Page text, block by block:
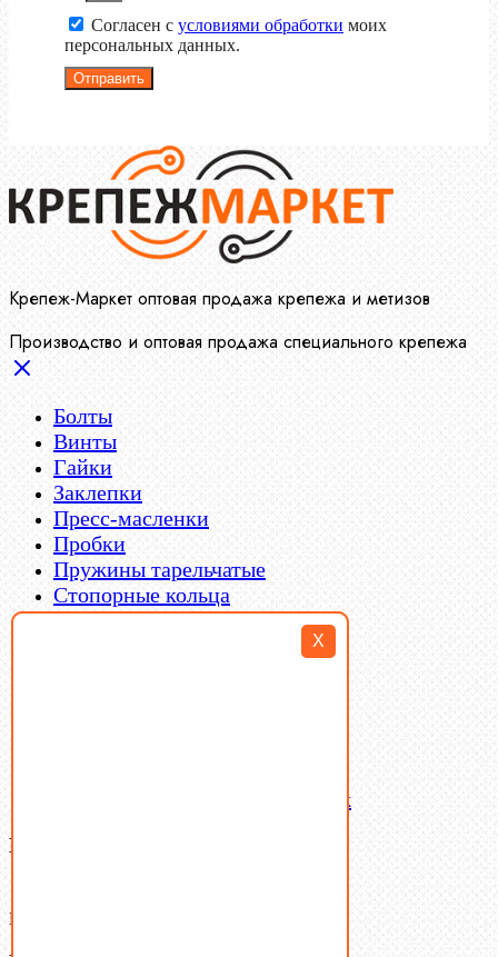
X
Согласен с условиями обработки моих
персональных данных.
Отправить
Крепеж-Маркет оптовая продажа крепежа и метизов
Производство и оптовая продажа специального крепежа
Болты
Винты
Гайки
Заклепки
Пресс-масленки
Пробки
Пружины тарельчатые
Стопорные кольца
Такелаж
Латунный и бронзовый крепеж
Ваша корзина
В корзине нет товаров.